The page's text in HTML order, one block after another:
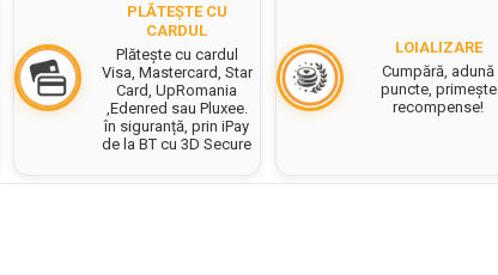
PLĂTEȘTE CU
CARDUL
Plătește cu cardul
Visa, Mastercard, Star
Card, UpRomania
,Edenred sau Pluxee.
în siguranță, prin iPay
de la BT cu 3D Secure
LOIALIZARE
Cumpără, adună
puncte, primește
recompense!